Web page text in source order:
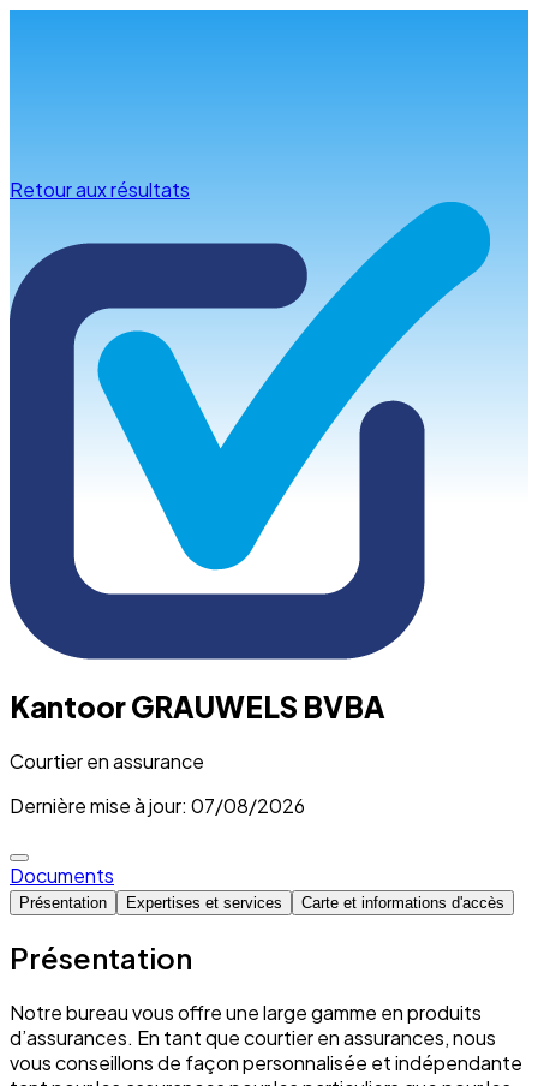
Retour aux résultats
Kantoor GRAUWELS BVBA
Courtier en assurance
Dernière mise à jour: 07/08/2026
Documents
Présentation Expertises et services Carte et informations d'accès
Présentation
Notre bureau vous offre une large gamme en produits
d’assurances. En tant que courtier en assurances, nous
vous conseillons de façon personnalisée et indépendante